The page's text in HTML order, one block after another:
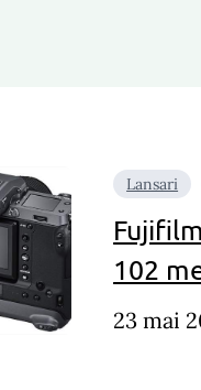
Lansari
102
23 mai